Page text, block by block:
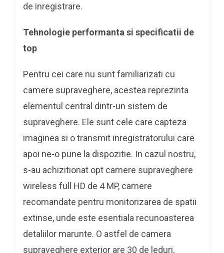
de inregistrare.
Tehnologie performanta si specificatii de
top
Pentru cei care nu sunt familiarizati cu
camere supraveghere, acestea reprezinta
elementul central dintr-un sistem de
supraveghere. Ele sunt cele care capteza
imaginea si o transmit inregistratorului care
apoi ne-o pune la dispozitie. In cazul nostru,
s-au achizitionat opt camere supraveghere
wireless full HD de 4 MP, camere
recomandate pentru monitorizarea de spatii
extinse, unde este esentiala recunoasterea
detaliilor marunte. O astfel de camera
supraveghere exterior are 30 de leduri,